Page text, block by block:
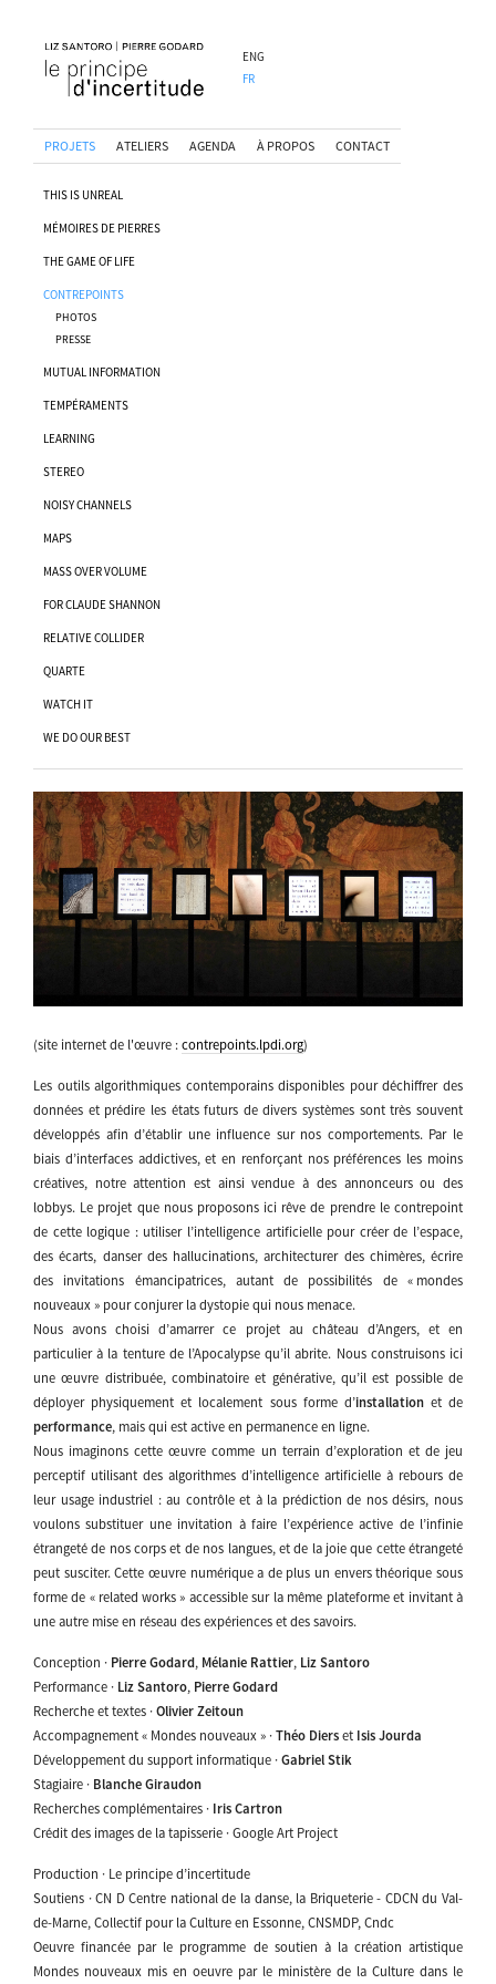
ENG
FR
PROJETS ATELIERS AGENDA À PROPOS CONTACT
THIS IS UNREAL
MÉMOIRES DE PIERRES
THE GAME OF LIFE
CONTREPOINTS
PHOTOS
PRESSE
MUTUAL INFORMATION
TEMPÉRAMENTS
LEARNING
STEREO
NOISY CHANNELS
MAPS
MASS OVER VOLUME
FOR CLAUDE SHANNON
RELATIVE COLLIDER
QUARTE
WATCH IT
WE DO OUR BEST
(site internet de l'œuvre : contrepoints.lpdi.org)
Les outils algorithmiques contemporains disponibles pour déchiffrer des
données et prédire les états futurs de divers systèmes sont très souvent
développés afin d’établir une influence sur nos comportements. Par le
biais d’interfaces addictives, et en renforçant nos préférences les moins
créatives, notre attention est ainsi vendue à des annonceurs ou des
lobbys. Le projet que nous proposons ici rêve de prendre le contrepoint
de cette logique : utiliser l’intelligence artificielle pour créer de l’espace,
des écarts, danser des hallucinations, architecturer des chimères, écrire
des invitations émancipatrices, autant de possibilités de « mondes
nouveaux » pour conjurer la dystopie qui nous menace.
Nous avons choisi d’amarrer ce projet au château d’Angers, et en
particulier à la tenture de l’Apocalypse qu’il abrite. Nous construisons ici
une œuvre distribuée, combinatoire et générative, qu’il est possible de
déployer physiquement et localement sous forme d’installationet de
performance, mais qui est active en permanence en ligne.
Nous imaginons cette œuvre comme un terrain d’exploration et de jeu
perceptif utilisant des algorithmes d’intelligence artificielle à rebours de
leur usage industriel : au contrôle et à la prédiction de nos désirs, nous
voulons substituer une invitation à faire l’expérience active de l’infinie
étrangeté de nos corps et de nos langues, et de la joie que cette étrangeté
peut susciter. Cette œuvre numérique a de plus un envers théorique sous
forme de « related works » accessible sur la même plateforme et invitant à
une autre mise en réseau des expériences et des savoirs.
Conception · Pierre Godard, Mélanie Rattier, Liz Santoro
Performance · Liz Santoro, Pierre Godard
Recherche et textes · Olivier Zeitoun
Accompagnement « Mondes nouveaux » · Théo Diers et Isis Jourda
Développement du support informatique · Gabriel Stik
Stagiaire · Blanche Giraudon
Recherches complémentaires · Iris Cartron
Crédit des images de la tapisserie · Google Art Project
Production · Le principe d’incertitude
Soutiens · CN D Centre national de la danse, la Briqueterie - CDCN du Val-
de-Marne, Collectif pour la Culture en Essonne, CNSMDP, Cndc
Oeuvre financée par le programme de soutien à la création artistique
Mondes nouveaux mis en oeuvre par le ministère de la Culture dans le